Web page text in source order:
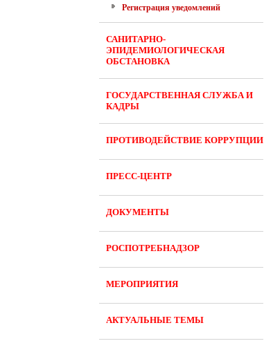
Регистрация уведомлений
САНИТАРНО-
ЭПИДЕМИОЛОГИЧЕСКАЯ
ОБСТАНОВКА
ГОСУДАРСТВЕННАЯ СЛУЖБА И
КАДРЫ
ПРОТИВОДЕЙСТВИЕ КОРРУПЦИИ
ПРЕСС-ЦЕНТР
ДОКУМЕНТЫ
РОСПОТРЕБНАДЗОР
МЕРОПРИЯТИЯ
АКТУАЛЬНЫЕ ТЕМЫ